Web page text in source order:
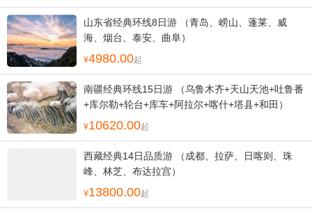
山东省经典环线8日游 （青岛、崂山、蓬莱、威
海、烟台、泰安、曲阜）
4980.00起
南疆经典环线15日游 （乌鲁木齐+天山天池+吐鲁番
+库尔勒+轮台+库车+阿拉尔+喀什+塔县+和田）
10620.00起
西藏经典14日品质游 （成都、拉萨、日喀则、珠
峰、林芝、布达拉宫）
13800.00起